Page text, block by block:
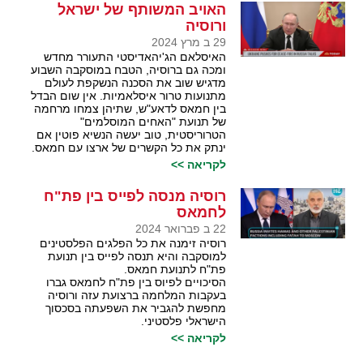
האויב המשותף של ישראל
ורוסיה
29 ב מרץ 2024
האיסלאם הג'יהאדיסטי התעורר מחדש
ומכה גם ברוסיה, הטבח במוסקבה השבוע
מדגיש שוב את הסכנה הנשקפת לעולם
מתנועות טרור איסלאמיות. אין שום הבדל
בין חמאס לדאע"ש, שתיהן צמחו מרחמה
של תנועת "האחים המוסלמים"
הטרוריסטית, טוב יעשה הנשיא פוטין אם
ינתק את כל הקשרים של ארצו עם חמאס.
לקריאה >>
רוסיה מנסה לפייס בין פת"ח
לחמאס
22 ב פברואר 2024
רוסיה זימנה את כל הפלגים הפלסטינים
למוסקבה והיא תנסה לפייס בין תנועת
פת"ח לתנועת חמאס.
הסיכויים לפיוס בין פת"ח לחמאס גברו
בעקבות המלחמה ברצועת עזה ורוסיה
מחפשת להגביר את השפעתה בסכסוך
הישראלי פלסטיני.
לקריאה >>